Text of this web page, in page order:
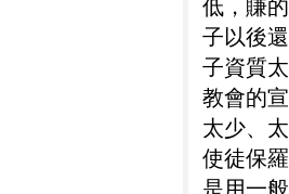
低，賺
子以後
子資質
教會的
太少、
使徒保
是用一